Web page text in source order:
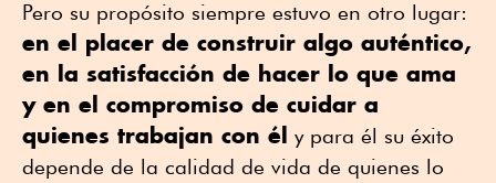
Pero su propósito siempre estuvo en otro lugar:
en el placer de construir algo auténtico,
en la satisfacción de hacer lo que ama
y en el compromiso de cuidar a
quienes trabajan con él y para él su éxito
depende de la calidad de vida de quienes lo